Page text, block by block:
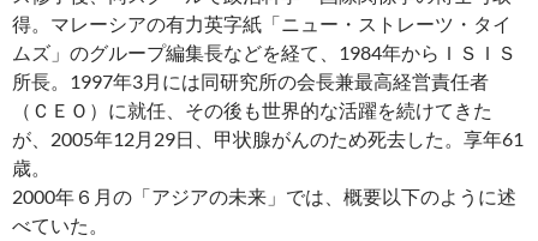
得。マレーシアの有力英字紙「ニュー・ストレーツ・タイ
ムズ」のグループ編集長などを経て、1984年からＩＳＩＳ
所長。1997年3月には同研究所の会長兼最高経営責任者
（ＣＥＯ）に就任、その後も世界的な活躍を続けてきた
が、2005年12月29日、甲状腺がんのため死去した。享年61
歳。
2000年６月の「アジアの未来」では、概要以下のように述
べていた。